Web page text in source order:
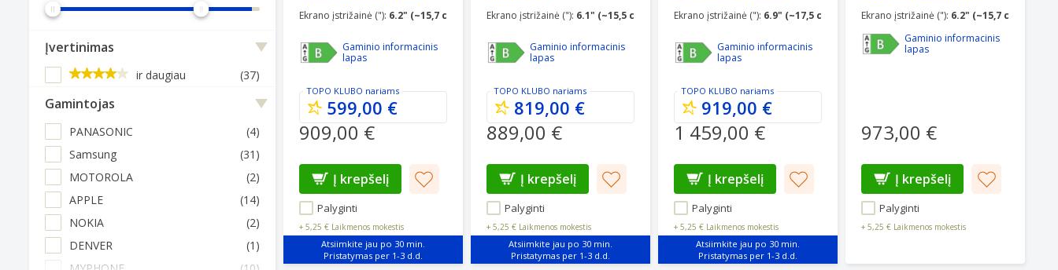
Įvertinimas
ir daugiau (37)
Gamintojas
PANASONIC
(4)
Samsung
(31)
MOTOROLA
(2)
APPLE
(14)
NOKIA
(2)
DENVER
(1)
Ekrano įstrižainė ("): 6.2" (~15,7 cm)
Gaminio informacinis
lapas
TOPO KLUBO nariams
599,00 €
909,00 €
Palyginti
Į krepšelį
+ 5,25 €Laikmenos mokestis
Atsiimkite jau po 30 min.
Ekrano įstrižainė ("): 6.1" (~15,5 cm)
Gaminio informacinis
lapas
TOPO KLUBO nariams
819,00 €
889,00 €
Palyginti
Į krepšelį
+ 5,25 €Laikmenos mokestis
Atsiimkite jau po 30 min.
Ekrano įstrižainė ("): 6.9" (~17,5 cm)
Gaminio informacinis
lapas
TOPO KLUBO nariams
919,00 €
1 459,00 €
Palyginti
Į krepšelį
+ 5,25 €Laikmenos mokestis
Atsiimkite jau po 30 min.
Ekrano įstrižainė ("): 6.2" (~15,7 cm)
Gaminio informacinis
lapas
973,00 €
Palyginti
Į krepšelį
+ 5,25 €Laikmenos mokestis